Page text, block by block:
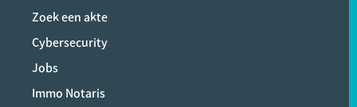
Zoek een akte
Cybersecurity
Jobs
Immo Notaris